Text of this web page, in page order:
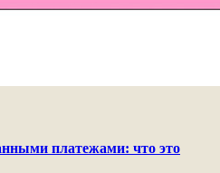
платежами: что это